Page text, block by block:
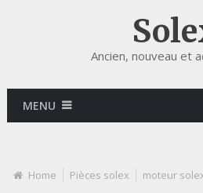
Ancien, nouveau et
MENU
Home Pièces solex moteur